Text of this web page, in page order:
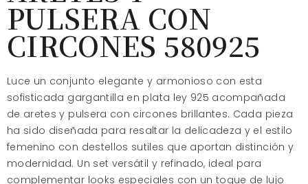
PULSERA CON
CIRCONES 580925
Luce un conjunto elegante y armonioso con esta
sofisticada gargantilla en plata ley 925 acompañada
de aretes y pulsera con circones brillantes. Cada pieza
ha sido diseñada para resaltar la delicadeza y el estilo
femenino con destellos sutiles que aportan distinción y
modernidad. Un set versátil y refinado, ideal para
complementar looks especiales con un toque de lujo